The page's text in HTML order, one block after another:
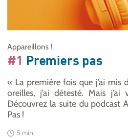
Appareillons !
#1 Premiers pas
« La première fois que j’ai mis
oreilles, j’ai détesté. Mais j’ai
Découvrez la suite du podcast
Pas !
5 min.